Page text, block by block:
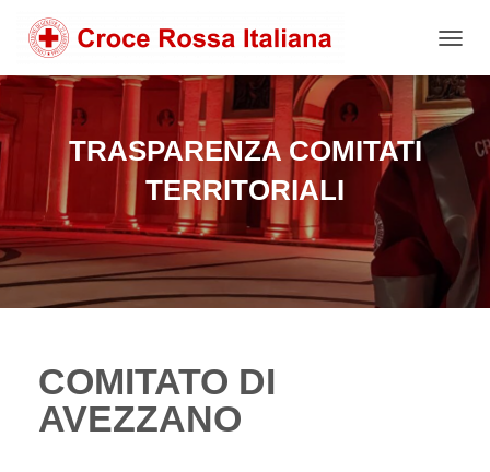
TRASPARENZA COMITATI
TERRITORIALI
COMITATO DI
AVEZZANO